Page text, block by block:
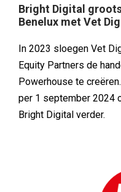
Bright Digital
Benelux met Vet
In 2023 sloegen Vet
Equity Partners de
Powerhouse te
per 1 september 2024
Bright Digital verder.